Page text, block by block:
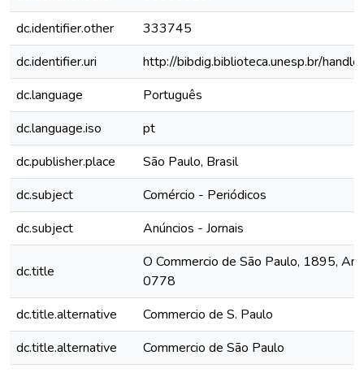
dc.identifier.other
333745
dc.identifier.uri
http://bibdig.biblioteca.unesp.br/
dc.language
Português
dc.language.iso
pt
dc.publisher.place
São Paulo, Brasil
dc.subject
Comércio - Periódicos
dc.subject
Anúncios - Jornais
dc.title
O Commercio de São Paulo, 1895,
0778
dc.title.alternative
Commercio de S. Paulo
dc.title.alternative
Commercio de São Paulo